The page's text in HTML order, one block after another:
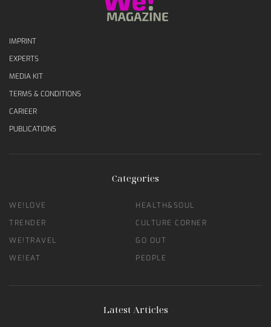
IMPRINT
EXPERTS
MEDIA KIT
TERMS & CONDITIONS
CARIEER
PUBLICATIONS
Categories
WE!LOVE
TRENDER
WE!TRAVEL
WE!EAT
HEALTH&SOUL
CULTURE CORNER
GO OUT
PEOPLE
Latest Articles